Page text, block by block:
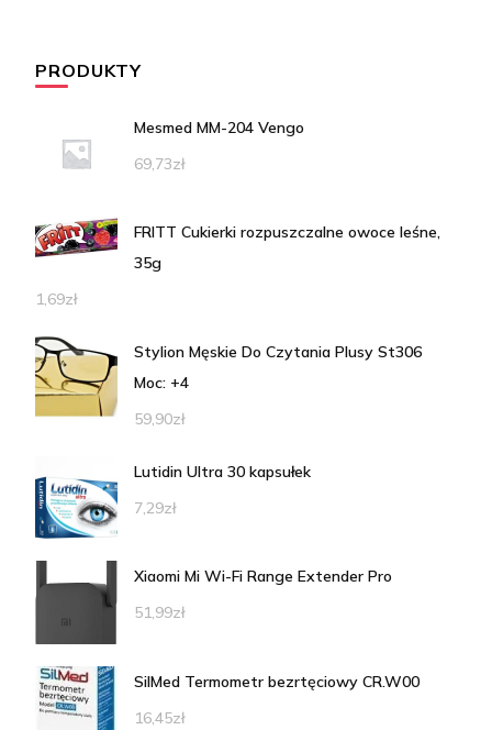
PRODUKTY
Mesmed MM-204 Vengo
69,73zł
FRITT Cukierki rozpuszczalne owoce leśne,
35g
1,69zł
Stylion Męskie Do Czytania Plusy St306
Moc: +4
59,90zł
Lutidin Ultra 30 kapsułek
7,29zł
Xiaomi Mi Wi-Fi Range Extender Pro
51,99zł
SilMed Termometr bezrtęciowy CR.W00
16,45zł